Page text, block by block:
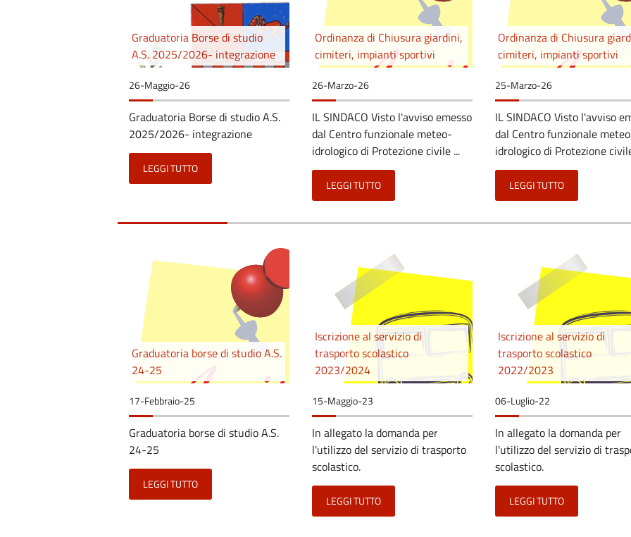
Graduatoria Borse di studio
A.S. 2025/2026- integrazione
26-Maggio-26
Graduatoria Borse di studio A.S.
2025/2026- integrazione
LEGGI TUTTO
Ordinanza di Chiusura giardini,
cimiteri, impianti sportivi
26-Marzo-26
IL SINDACO Visto l'avviso emesso
dal Centro funzionale meteo-
idrologico di Protezione civile ...
LEGGI TUTTO
Ordinanza di Chiusura
cimiteri, impianti sportivi
25-Marzo-26
IL SINDACO Visto l'avviso
dal Centro funzionale
idrologico di Protezione
LEGGI TUTTO
Graduatoria borse di studio A.S.
24-25
17-Febbraio-25
Graduatoria borse di studio A.S.
24-25
LEGGI TUTTO
Iscrizione al servizio di
trasporto scolastico
2023/2024
15-Maggio-23
In allegato la domanda per
l'utilizzo del servizio di trasporto
scolastico.
LEGGI TUTTO
Iscrizione al servizio di
trasporto scolastico
2022/2023
06-Luglio-22
In allegato la domanda per
l'utilizzo del servizio di
scolastico.
LEGGI TUTTO